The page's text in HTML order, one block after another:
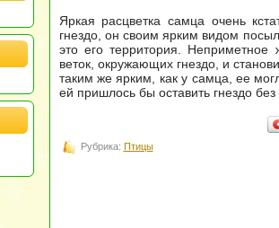
Яркая расцветка самца очень
гнездо, он своим ярким видом
это его территория.
веток, окружающих гнездо, и
таким же ярким, как у самца, ее
ей пришлось бы оставить гнездо без
Рубрика: Птицы